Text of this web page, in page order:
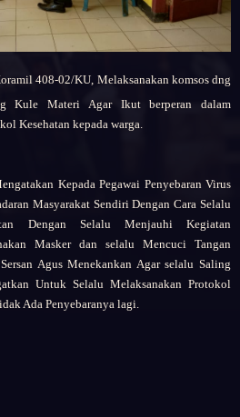
408-02/KU, Melaksanakan komsos dng
Kule Materi Agar Ikut berperan dalam
Kesehatan kepada warga.
Kepada Pegawai Penyebaran Virus
Masyarakat Sendiri Dengan Cara Selalu
Dengan Selalu Menjauhi Kegiatan
Masker dan selalu Mencuci Tangan
Agus Menekankan Agar selalu Saling
Untuk Selalu Melaksanakan Protokol
Ada Penyebaranya lagi.